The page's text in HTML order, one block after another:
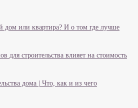
дом или квартира? И о том где лучше
для строительства влияет на стоимость
дома | Что, как и из чего